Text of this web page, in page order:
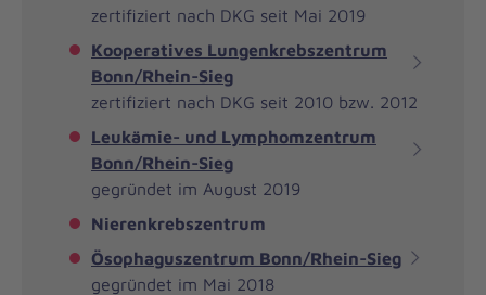
zertifiziert nach DKG seit Mai 2019
Kooperatives Lungenkrebszentrum
Bonn/Rhein-Sieg
zertifiziert nach DKG seit 2010 bzw. 2012
Leukämie- und Lymphomzentrum
Bonn/Rhein-Sieg
gegründet im August 2019
Nierenkrebszentrum
Ösophaguszentrum Bonn/Rhein-Sieg
gegründet im Mai 2018